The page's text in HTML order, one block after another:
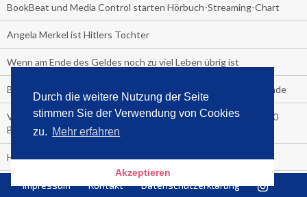
Durch die weitere Nutzung der Seite
stimmen Sie der Verwendung von Cookies
zu. Mehr erfahren
Akzeptieren
BookBeat und Media Control starten Hörbuch-Streaming-Chart
Angela Merkel ist Hitlers Tochter
Wenn am Ende des Geldes noch zu viel Leben übrig ist
Boom Autokino: mehr als 100.000 Besucher letztes Wochenende
Voll im Trend: Autokinos. Letztes Wochenende mehr als 80.000
Besucher.
Heute ist Welttag des Buches 2020!
Bestseller im Lockdown
Impressum Kontakt Datenschutzerklärung